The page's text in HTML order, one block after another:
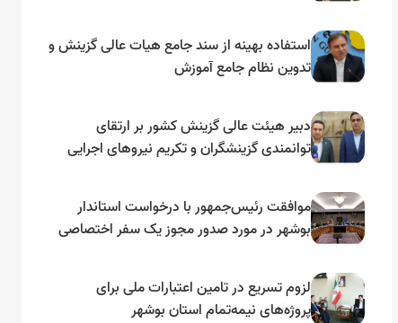
استفاده بهینه از سند جامع هیات عالی گزینش و‌
تدوین نظام جامع آموزش
دبیر هیئت عالی گزینش کشور بر ارتقای
توانمندی گزینشگران و تکریم نیروهای اجرایی
موافقت رئیس‌جمهور با درخواست استاندار
بوشهر در مورد صدور مجوز یک سفر اختصاصی
لزوم تسریع در تامین اعتبارات ملی برای
پروژه‌های نیمه‌تمام استان بوشهر